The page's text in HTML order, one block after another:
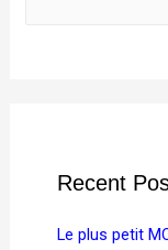
Recent
Le plus petit